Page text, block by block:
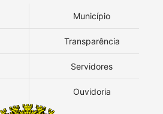
Município
Transparência
Servidores
Ouvidoria